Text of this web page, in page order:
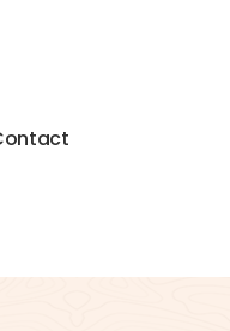
ontact